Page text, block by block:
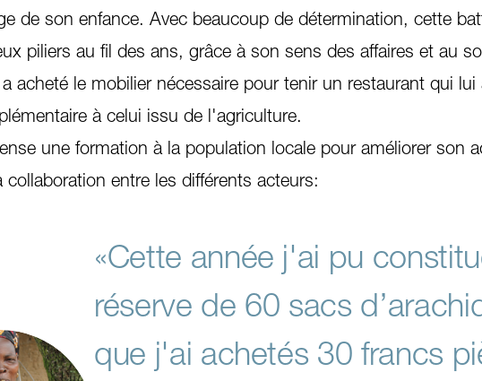
de son enfance. Avec beaucoup de détermination, cette
piliers au fil des ans, grâce à son sens des affaires et au
acheté le mobilier nécessaire pour tenir un restaurant qui lui
à celui issu de l'agriculture.
une formation à la population locale pour améliorer son
collaboration entre les différents acteurs:
«Cette année j'ai pu
réserve de 60 sacs
que j'ai achetés 30 francs